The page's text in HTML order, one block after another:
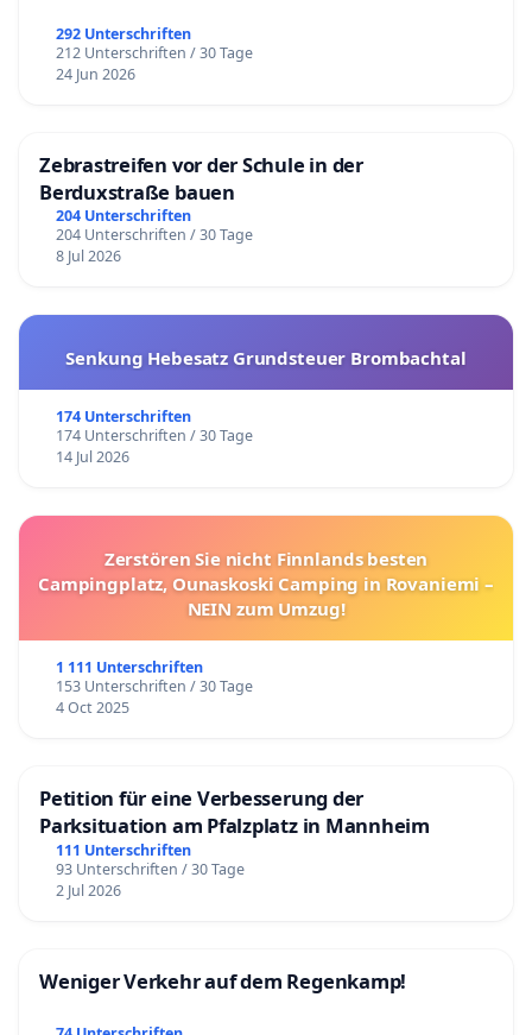
292 Unterschriften
212 Unterschriften / 30 Tage
24 Jun 2026
Zebrastreifen vor der Schule in der
Berduxstraße bauen
204 Unterschriften
204 Unterschriften / 30 Tage
8 Jul 2026
Senkung Hebesatz Grundsteuer Brombachtal
174 Unterschriften
174 Unterschriften / 30 Tage
14 Jul 2026
Zerstören Sie nicht Finnlands besten
Campingplatz, Ounaskoski Camping in Rovaniemi –
NEIN zum Umzug!
1 111 Unterschriften
153 Unterschriften / 30 Tage
4 Oct 2025
Petition für eine Verbesserung der
Parksituation am Pfalzplatz in Mannheim
111 Unterschriften
93 Unterschriften / 30 Tage
2 Jul 2026
Weniger Verkehr auf dem Regenkamp!